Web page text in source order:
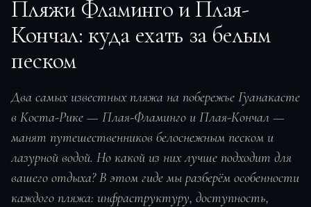
Пляжи Фламинго и Плая-
Кончал: куда ехать за белым
песком
Два самых известных пляжа на побережье Гуанакасте
в Коста-Рике — Плая-Фламинго и Плая-Кончал —
манят путешественников белоснежным песком и
лазурной водой. Но какой из них лучше подходит для
вашего отдыха? В этом гиде мы разберём особенности
каждого пляжа: инфраструктуру, доступность,